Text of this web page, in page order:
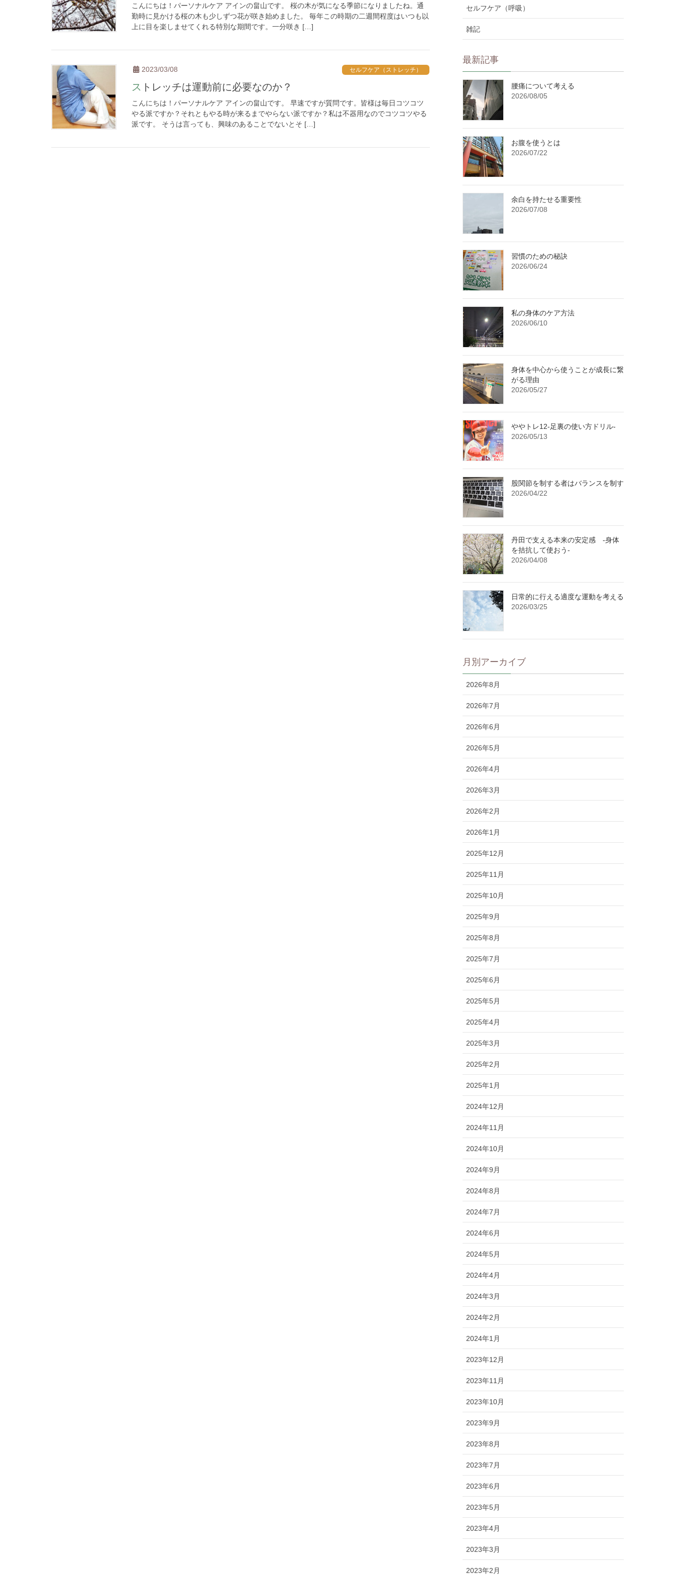
こんにちは！パーソナルケア アインの畠山です。 桜の木が気になる季節になりましたね。通
勤時に見かける桜の木も少しずつ花が咲き始めました。 毎年この時期の二週間程度はいつも以
上に目を楽しませてくれる特別な期間です。一分咲き […]
2023/03/08 セルフケア（ストレッチ）
ストレッチは運動前に必要なのか？
こんにちは！パーソナルケア アインの畠山です。 早速ですが質問です。皆様は毎日コツコツ
やる派ですか？それともやる時が来るまでやらない派ですか？私は不器用なのでコツコツやる
派です。 そうは言っても、興味のあることでないとそ […]
セルフケア（呼吸）
雑記
最新記事
腰痛について考える
2026/08/05
お腹を使うとは
2026/07/22
余白を持たせる重要性
2026/07/08
習慣のための秘訣
2026/06/24
私の身体のケア方法
2026/06/10
身体を中心から使うことが成長に繋
がる理由
2026/05/27
ややトレ12-足裏の使い方ドリル-
2026/05/13
股関節を制する者はバランスを制す
2026/04/22
丹田で支える本来の安定感 -身体
を拮抗して使おう-
2026/04/08
日常的に行える適度な運動を考える
2026/03/25
月別アーカイブ
2026年8月
2026年7月
2026年6月
2026年5月
2026年4月
2026年3月
2026年2月
2026年1月
2025年12月
2025年11月
2025年10月
2025年9月
2025年8月
2025年7月
2025年6月
2025年5月
2025年4月
2025年3月
2025年2月
2025年1月
2024年12月
2024年11月
2024年10月
2024年9月
2024年8月
2024年7月
2024年6月
2024年5月
2024年4月
2024年3月
2024年2月
2024年1月
2023年12月
2023年11月
2023年10月
2023年9月
2023年8月
2023年7月
2023年6月
2023年5月
2023年4月
2023年3月
2023年2月